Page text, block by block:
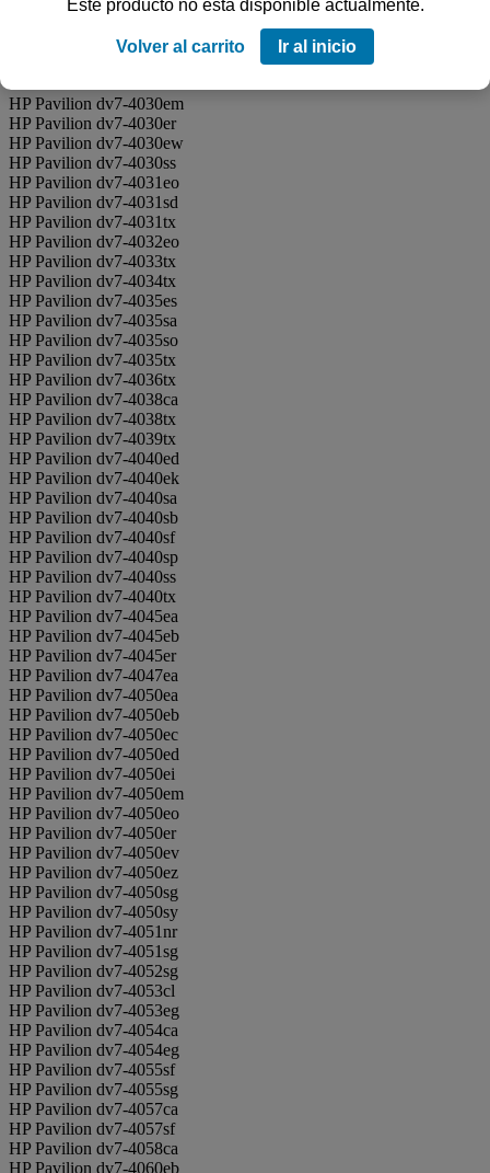
HP Pavilion dv7-4028eo
HP Pavilion dv7-4029tx
HP Pavilion dv7-4030em
HP Pavilion dv7-4030er
HP Pavilion dv7-4030ew
HP Pavilion dv7-4030ss
HP Pavilion dv7-4031eo
HP Pavilion dv7-4031sd
HP Pavilion dv7-4031tx
HP Pavilion dv7-4032eo
HP Pavilion dv7-4033tx
HP Pavilion dv7-4034tx
HP Pavilion dv7-4035es
HP Pavilion dv7-4035sa
HP Pavilion dv7-4035so
HP Pavilion dv7-4035tx
HP Pavilion dv7-4036tx
HP Pavilion dv7-4038ca
HP Pavilion dv7-4038tx
HP Pavilion dv7-4039tx
HP Pavilion dv7-4040ed
HP Pavilion dv7-4040ek
HP Pavilion dv7-4040sa
HP Pavilion dv7-4040sb
HP Pavilion dv7-4040sf
HP Pavilion dv7-4040sp
HP Pavilion dv7-4040ss
HP Pavilion dv7-4040tx
HP Pavilion dv7-4045ea
HP Pavilion dv7-4045eb
HP Pavilion dv7-4045er
HP Pavilion dv7-4047ea
HP Pavilion dv7-4050ea
HP Pavilion dv7-4050eb
HP Pavilion dv7-4050ec
HP Pavilion dv7-4050ed
HP Pavilion dv7-4050ei
HP Pavilion dv7-4050em
HP Pavilion dv7-4050eo
HP Pavilion dv7-4050er
HP Pavilion dv7-4050ev
HP Pavilion dv7-4050ez
HP Pavilion dv7-4050sg
HP Pavilion dv7-4050sy
HP Pavilion dv7-4051nr
HP Pavilion dv7-4051sg
HP Pavilion dv7-4052sg
HP Pavilion dv7-4053cl
HP Pavilion dv7-4053eg
HP Pavilion dv7-4054ca
HP Pavilion dv7-4054eg
HP Pavilion dv7-4055sf
HP Pavilion dv7-4055sg
HP Pavilion dv7-4057ca
HP Pavilion dv7-4057sf
HP Pavilion dv7-4058ca
HP Pavilion dv7-4060eb
Este producto no está disponible actualmente.
Volver al carrito Ir al inicio